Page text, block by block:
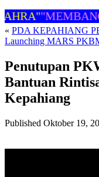
« PDA KEPAHIANG
Launching MARS
Penutupan
Bantuan
Kepahiang
Published Oktober 19,